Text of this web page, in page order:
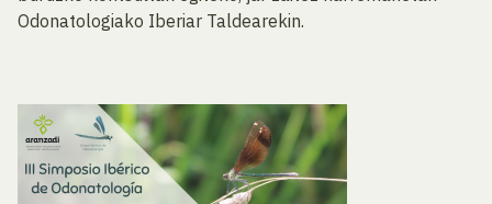
Odonatologiako Iberiar Taldearekin.